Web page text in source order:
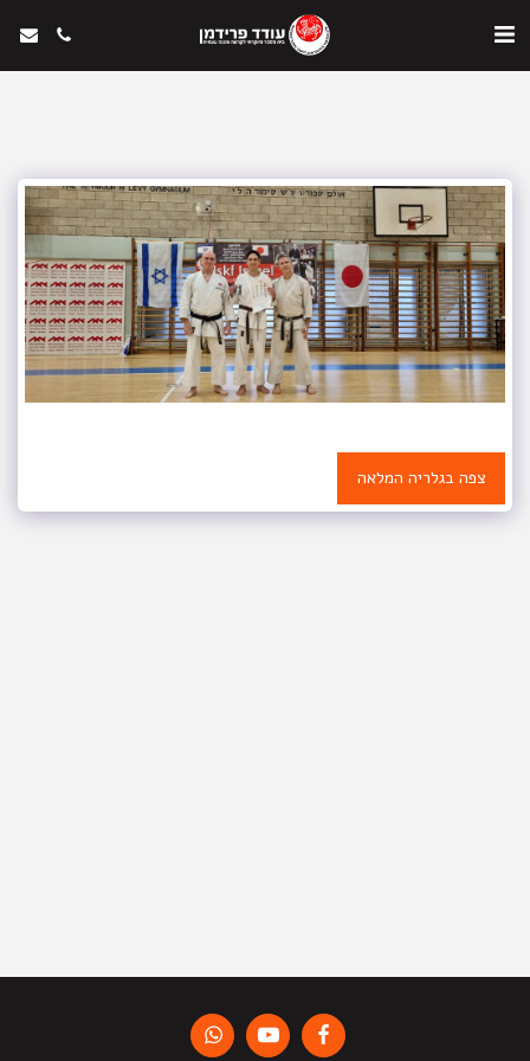
צפה בגלריה המלאה